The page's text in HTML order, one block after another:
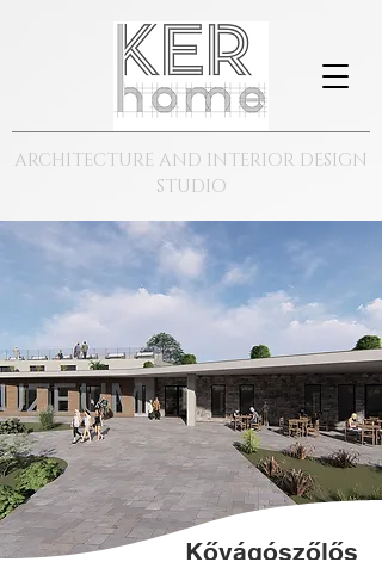
ARCHITECTURE AND INTERIOR DESIGN
STUDIO
Kővágószőlős